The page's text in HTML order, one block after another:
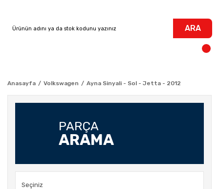
ARA
Anasayfa Volkswagen Ayna Sinyali - Sol - Jetta - 2012
PARÇA
ARAMA